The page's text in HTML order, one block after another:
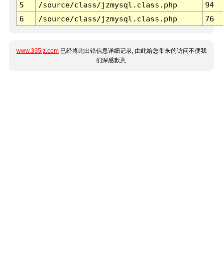
5
/source/class/jzmysql.class.php
94
6
/source/class/jzmysql.class.php 76
www.365jz.com 已经将此出错信息详细记录, 由此给您带来的访问不便我
们深感歉意.